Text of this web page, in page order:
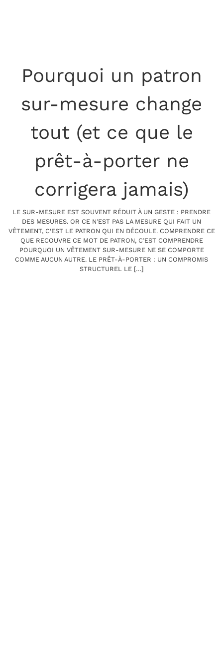
Pourquoi un patron
sur-mesure change
tout (et ce que le
prêt-à-porter ne
corrigera jamais)
LE SUR-MESURE EST SOUVENT RÉDUIT À UN GESTE : PRENDRE
DES MESURES. OR CE N’EST PAS LA MESURE QUI FAIT UN
VÊTEMENT, C’EST LE PATRON QUI EN DÉCOULE. COMPRENDRE CE
QUE RECOUVRE CE MOT DE PATRON, C’EST COMPRENDRE
POURQUOI UN VÊTEMENT SUR-MESURE NE SE COMPORTE
COMME AUCUN AUTRE. LE PRÊT-À-PORTER : UN COMPROMIS
STRUCTUREL LE […]